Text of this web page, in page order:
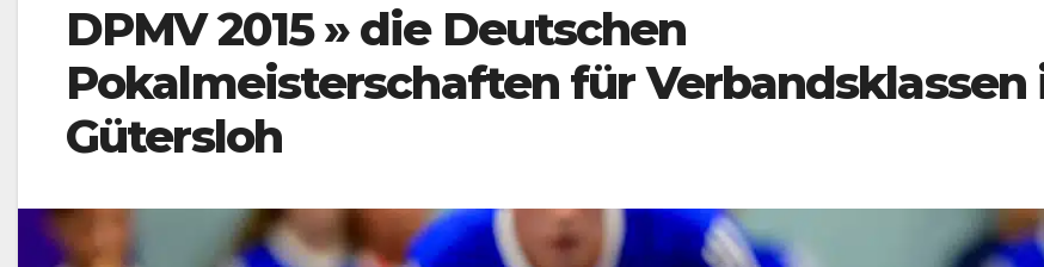
DPMV 2015 » die Deutschen
Pokalmeisterschaften für Verbandsklassen
Gütersloh